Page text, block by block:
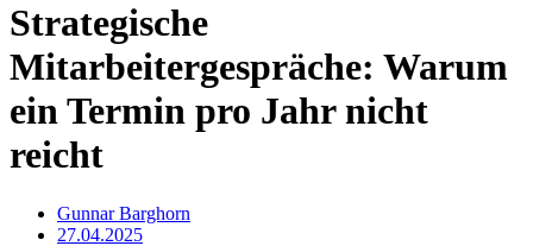
Strategische
Mitarbeitergespräche: Warum
ein Termin pro Jahr nicht
reicht
Gunnar Barghorn
27.04.2025